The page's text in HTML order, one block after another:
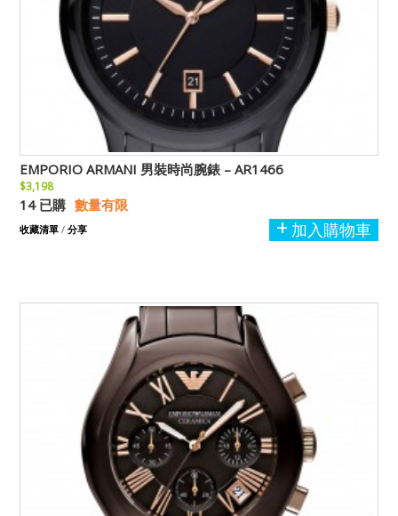
EMPORIO ARMANI 男裝時尚腕錶 – AR1466
$3,198
14 已購 數量有限
加入購物車
收藏清單 / 分享